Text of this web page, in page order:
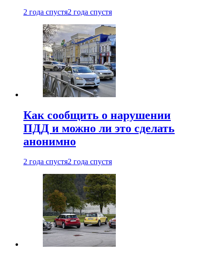
2 года спустя2 года спустя
Как сообщить о нарушении
ПДД и можно ли это сделать
анонимно
2 года спустя2 года спустя